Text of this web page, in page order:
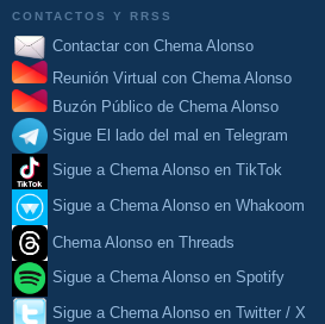
CONTACTOS Y RRSS
Contactar con Chema Alonso
Reunión Virtual con Chema Alonso
Buzón Público de Chema Alonso
Sigue El lado del mal en Telegram
Sigue a Chema Alonso en TikTok
Sigue a Chema Alonso en Whakoom
Chema Alonso en Threads
Sigue a Chema Alonso en Spotify
Sigue a Chema Alonso en Twitter / X